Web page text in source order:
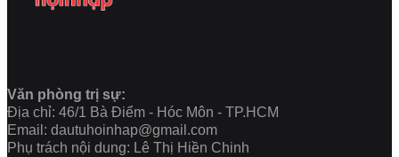
Văn phòng trị sự:
Địa chỉ: 46/1 Bà Điểm - Hóc Môn - TP.HCM
Email: dautuhoinhap@gmail.com
Phụ trách nội dung: Lê Thị Hiền Chinh